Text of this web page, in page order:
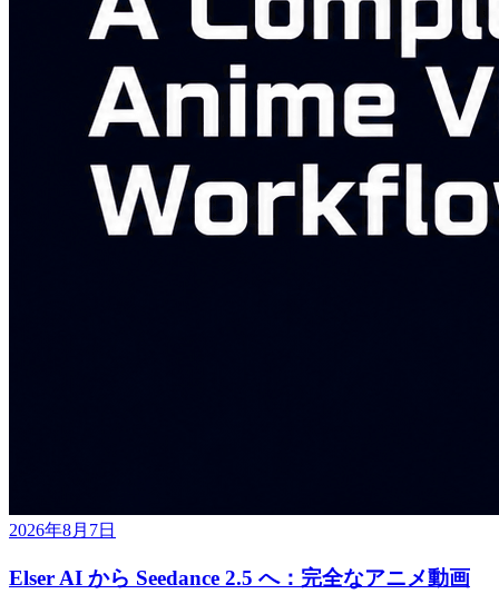
2026年8月7日
Elser AI から Seedance 2.5 へ：完全なアニメ動画